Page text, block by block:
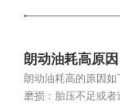
朗动油耗高原因
朗动油耗高的原因
磨损：胎压不足或者